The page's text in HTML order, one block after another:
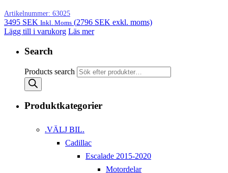
Artikelnummer: 63025
3495 SEK Inkl. Moms (2796 SEK exkl. moms)
Lägg till i varukorg Läs mer
Search
Products search
Produktkategorier
.VÄLJ BIL.
Cadillac
Escalade 2015-2020
Motordelar